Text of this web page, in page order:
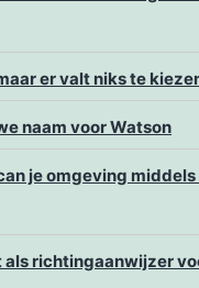
er valt niks te
naam voor Watson
je omgeving
als richtingaanwijzer